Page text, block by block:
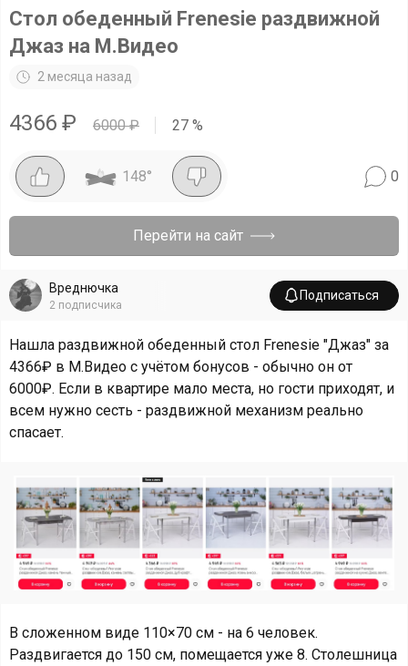
Стол обеденный Frenesie раздвижной
Джаз на М.Видео
2 месяца назад
4366 ₽ 6000₽ 27 %
148° 0
Перейти на сайт
Вреднючка
2 подписчика
Подписаться
Нашла раздвижной обеденный стол Frenesie "Джаз" за
4366₽ в М.Видео с учётом бонусов - обычно он от
6000₽. Если в квартире мало места, но гости приходят, и
всем нужно сесть - раздвижной механизм реально
спасает.
В сложенном виде 110×70 см - на 6 человек.
Раздвигается до 150 см, помещается уже 8. Столешница